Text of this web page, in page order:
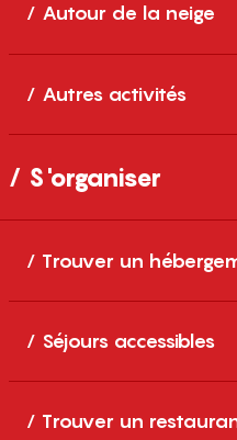
Autour de la neige
Autres activités
S'organiser
Trouver un
Séjours accessibles
Trouver un
Europe